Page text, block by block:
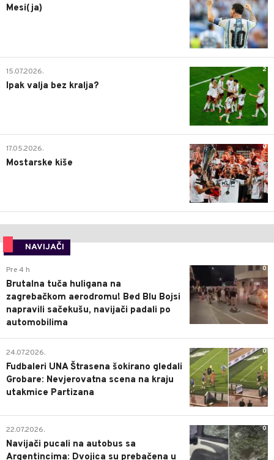
Mesi(ja)
2
15.07.2026.
Ipak valja bez kralja?
0
17.05.2026.
Mostarske kiše
NAVIJAČI
0
Pre 4 h
Brutalna tuča huligana na
zagrebačkom aerodromu! Bed Blu Bojsi
napravili sačekušu, navijači padali po
automobilima
0
24.07.2026.
Fudbaleri UNA Štrasena šokirano gledali
Grobare: Nevjerovatna scena na kraju
utakmice Partizana
0
22.07.2026.
Navijači pucali na autobus sa
Argentincima: Dvojica su prebačena u